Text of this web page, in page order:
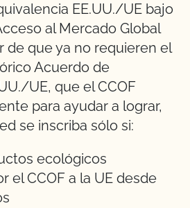
EE.UU./UE bajo
al Mercado Global
de que ya no requieren el
Acuerdo de
UE, que el CCOF
para ayudar a lograr,
se inscriba sólo si:
ecológicos
el CCOF a la UE desde